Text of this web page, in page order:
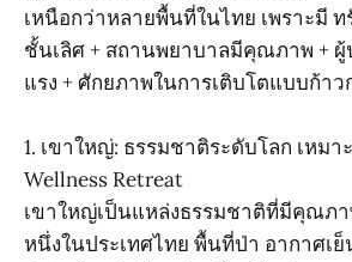
เหนือกว่าหลายพื้นที่ในไทย เพราะมี
ชั้นเลิศ + สถานพยาบาลมีคุณภาพ + ผู้
แรง + ศักยภาพในการเติบโตแบบก้าว
1. เขาใหญ่: ธรรมชาติระดับโลก เหม
Wellness Retreat
เขาใหญ่เป็นแหล่งธรรมชาติที่มีคุณภ
หนึ่งในประเทศไทย พื้นที่ป่า อากาศเ